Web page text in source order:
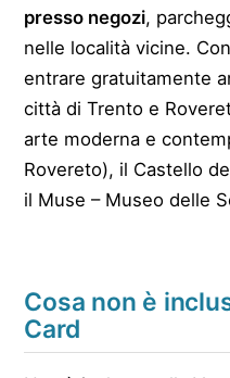
presso negozi,
nelle località vicine.
entrare gratuitamente
città di Trento e
arte moderna e
Rovereto), il Castello
il Muse – Museo delle
Cosa non è
Card